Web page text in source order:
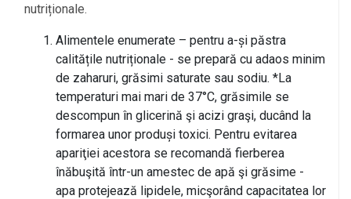
nutriționale.
Alimentele enumerate – pentru a-și păstra
calitățile nutriționale - se prepară cu adaos minim
de zaharuri, grăsimi saturate sau sodiu. *La
temperaturi mai mari de 37°C, grăsimile se
descompun în glicerină şi acizi graşi, ducând la
formarea unor produși toxici. Pentru evitarea
apariţiei acestora se recomandă fierberea
înăbuşită într-un amestec de apă şi grăsime -
apa protejează lipidele, micşorând capacitatea lor